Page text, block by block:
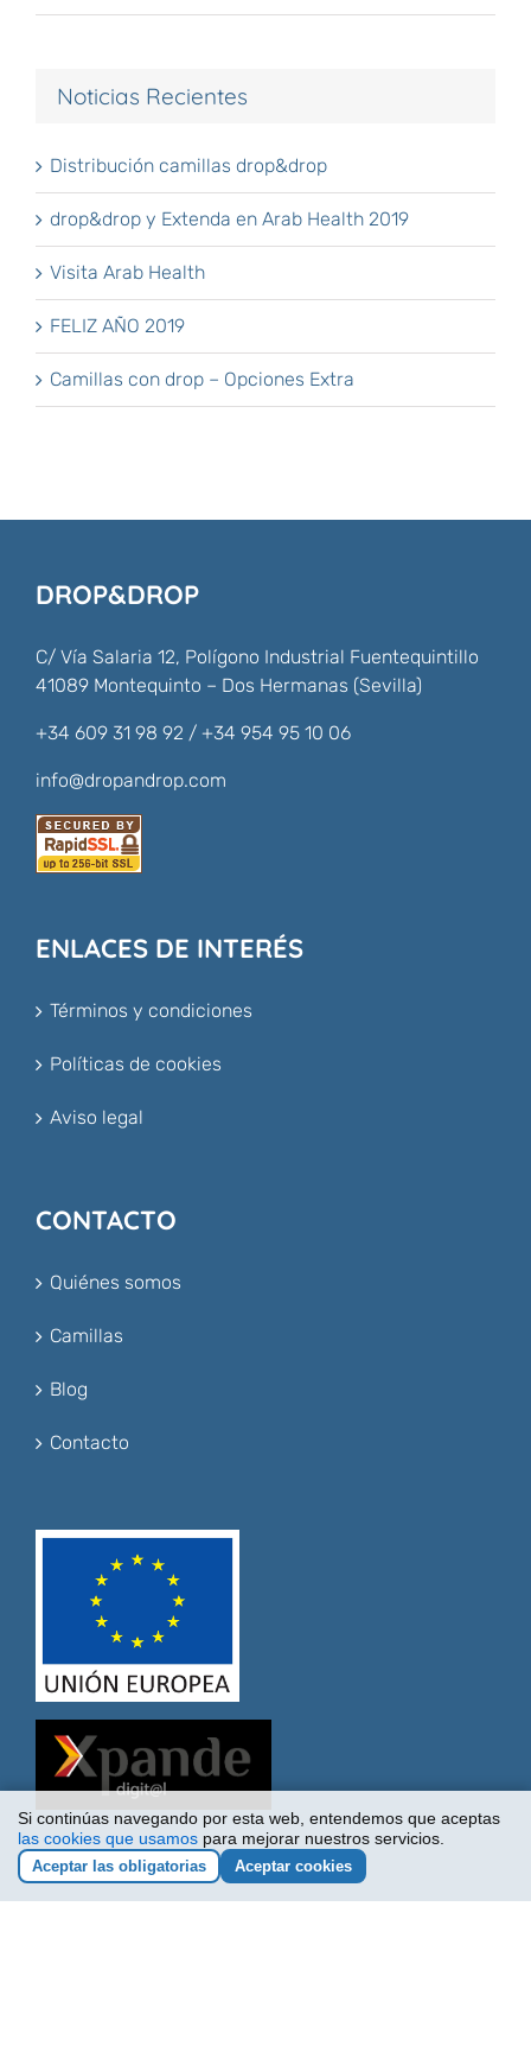
Noticias Recientes
Distribución camillas drop&drop
drop&drop y Extenda en Arab Health 2019
Visita Arab Health
FELIZ AÑO 2019
Camillas con drop – Opciones Extra
DROP&DROP
C/ Vía Salaria 12, Polígono Industrial Fuentequintillo
41089 Montequinto – Dos Hermanas (Sevilla)
+34 609 31 98 92 / +34 954 95 10 06
info@dropandrop.com
ENLACES DE INTERÉS
Términos y condiciones
Políticas de cookies
Aviso legal
CONTACTO
Quiénes somos
Camillas
Blog
Contacto
Si continúas navegando por esta web, entendemos que aceptas
las cookies que usamos para mejorar nuestros servicios.
Aceptar las obligatorias Aceptar cookies